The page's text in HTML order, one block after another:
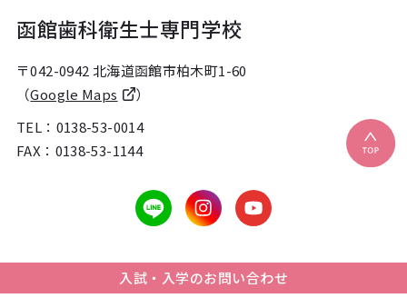
函館歯科衛生士専門学校
〒042-0942 北海道函館市柏木町1-60
（Google Maps
）
TEL： 0138-53-0014
FAX：0138-53-1144
入試・入学のお問い合わせ